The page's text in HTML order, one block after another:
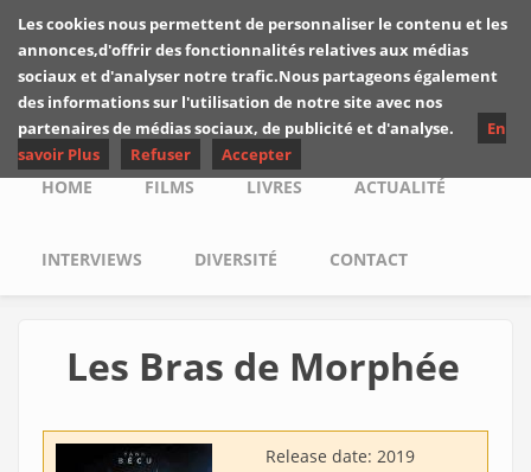
Skip to main content
Les critiques de
Yuyine
Main menu
HOME FILMS LIVRES ACTUALITÉ
INTERVIEWS DIVERSITÉ CONTACT
Les Bras de Morphée
Release date: 2019
Les cookies nous permettent de personnaliser le contenu et les
annonces,d'offrir des fonctionnalités relatives aux médias
sociaux et d'analyser notre trafic.Nous partageons également
des informations sur l'utilisation de notre site avec nos
partenaires de médias sociaux, de publicité et d'analyse.
En
savoir Plus
Refuser Accepter